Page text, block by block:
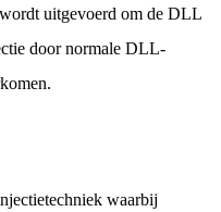
uitgevoerd om de DLL
door normale DLL-
waarbij